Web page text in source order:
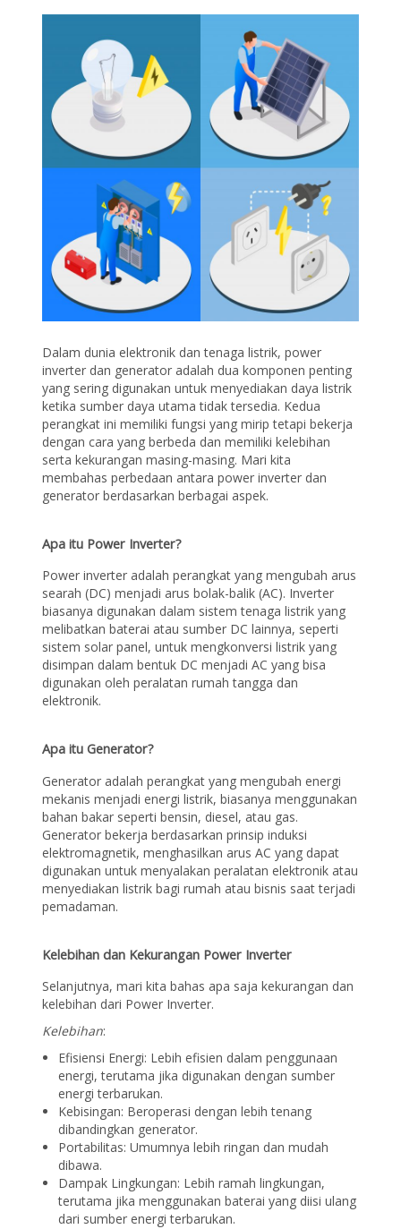
Dalam dunia elektronik dan tenaga listrik, power
inverter dan generator adalah dua komponen penting
yang sering digunakan untuk menyediakan daya listrik
ketika sumber daya utama tidak tersedia. Kedua
perangkat ini memiliki fungsi yang mirip tetapi bekerja
dengan cara yang berbeda dan memiliki kelebihan
serta kekurangan masing-masing. Mari kita
membahas perbedaan antara power inverter dan
generator berdasarkan berbagai aspek.
Apa itu Power Inverter?
Power inverter adalah perangkat yang mengubah arus
searah (DC) menjadi arus bolak-balik (AC). Inverter
biasanya digunakan dalam sistem tenaga listrik yang
melibatkan baterai atau sumber DC lainnya, seperti
sistem solar panel, untuk mengkonversi listrik yang
disimpan dalam bentuk DC menjadi AC yang bisa
digunakan oleh peralatan rumah tangga dan
elektronik.
Apa itu Generator?
Generator adalah perangkat yang mengubah energi
mekanis menjadi energi listrik, biasanya menggunakan
bahan bakar seperti bensin, diesel, atau gas.
Generator bekerja berdasarkan prinsip induksi
elektromagnetik, menghasilkan arus AC yang dapat
digunakan untuk menyalakan peralatan elektronik atau
menyediakan listrik bagi rumah atau bisnis saat terjadi
pemadaman.
Kelebihan dan Kekurangan Power Inverter
Selanjutnya, mari kita bahas apa saja kekurangan dan
kelebihan dari Power Inverter.
Kelebihan:
Efisiensi Energi: Lebih efisien dalam penggunaan
energi, terutama jika digunakan dengan sumber
energi terbarukan.
Kebisingan: Beroperasi dengan lebih tenang
dibandingkan generator.
Portabilitas: Umumnya lebih ringan dan mudah
dibawa.
Dampak Lingkungan: Lebih ramah lingkungan,
terutama jika menggunakan baterai yang diisi ulang
dari sumber energi terbarukan.